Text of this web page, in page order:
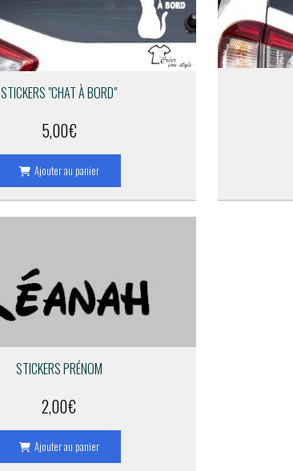
STICKERS "CHAT À BORD"
5,00€
Ajouter au panier
STICKERS PRÉNOM
2,00€
Ajouter au panier